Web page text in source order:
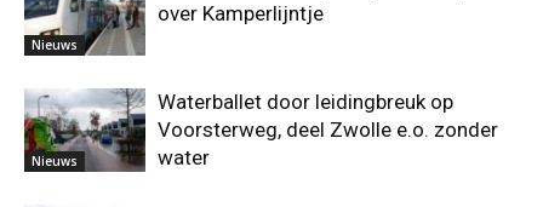
Nieuws
over Kamperlijntje
Nieuws
Waterballet door leidingbreuk op
Voorsterweg, deel Zwolle e.o. zonder
water